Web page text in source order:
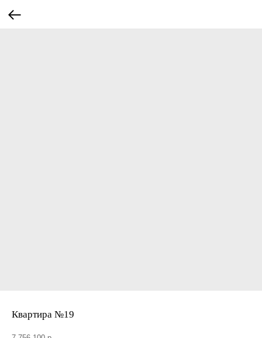
Квартира №19